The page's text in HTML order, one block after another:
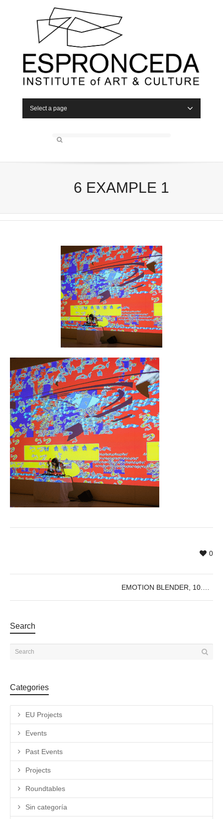
Select a page
6 EXAMPLE 1
0
Search
Categories
EU Projects
Events
Past Events
Projects
Roundtables
Sin categoría